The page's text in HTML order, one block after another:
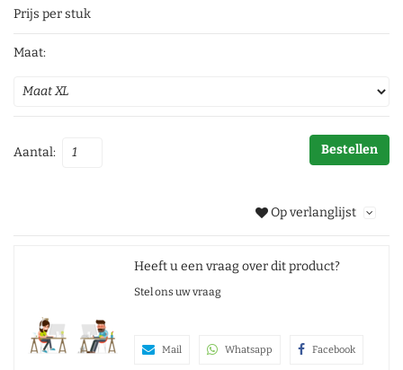
Prijs per stuk
Maat:
Aantal: Bestellen
Op verlanglijst
Heeft u een vraag over dit product?
Stel ons uw vraag
Mail Whatsapp Facebook